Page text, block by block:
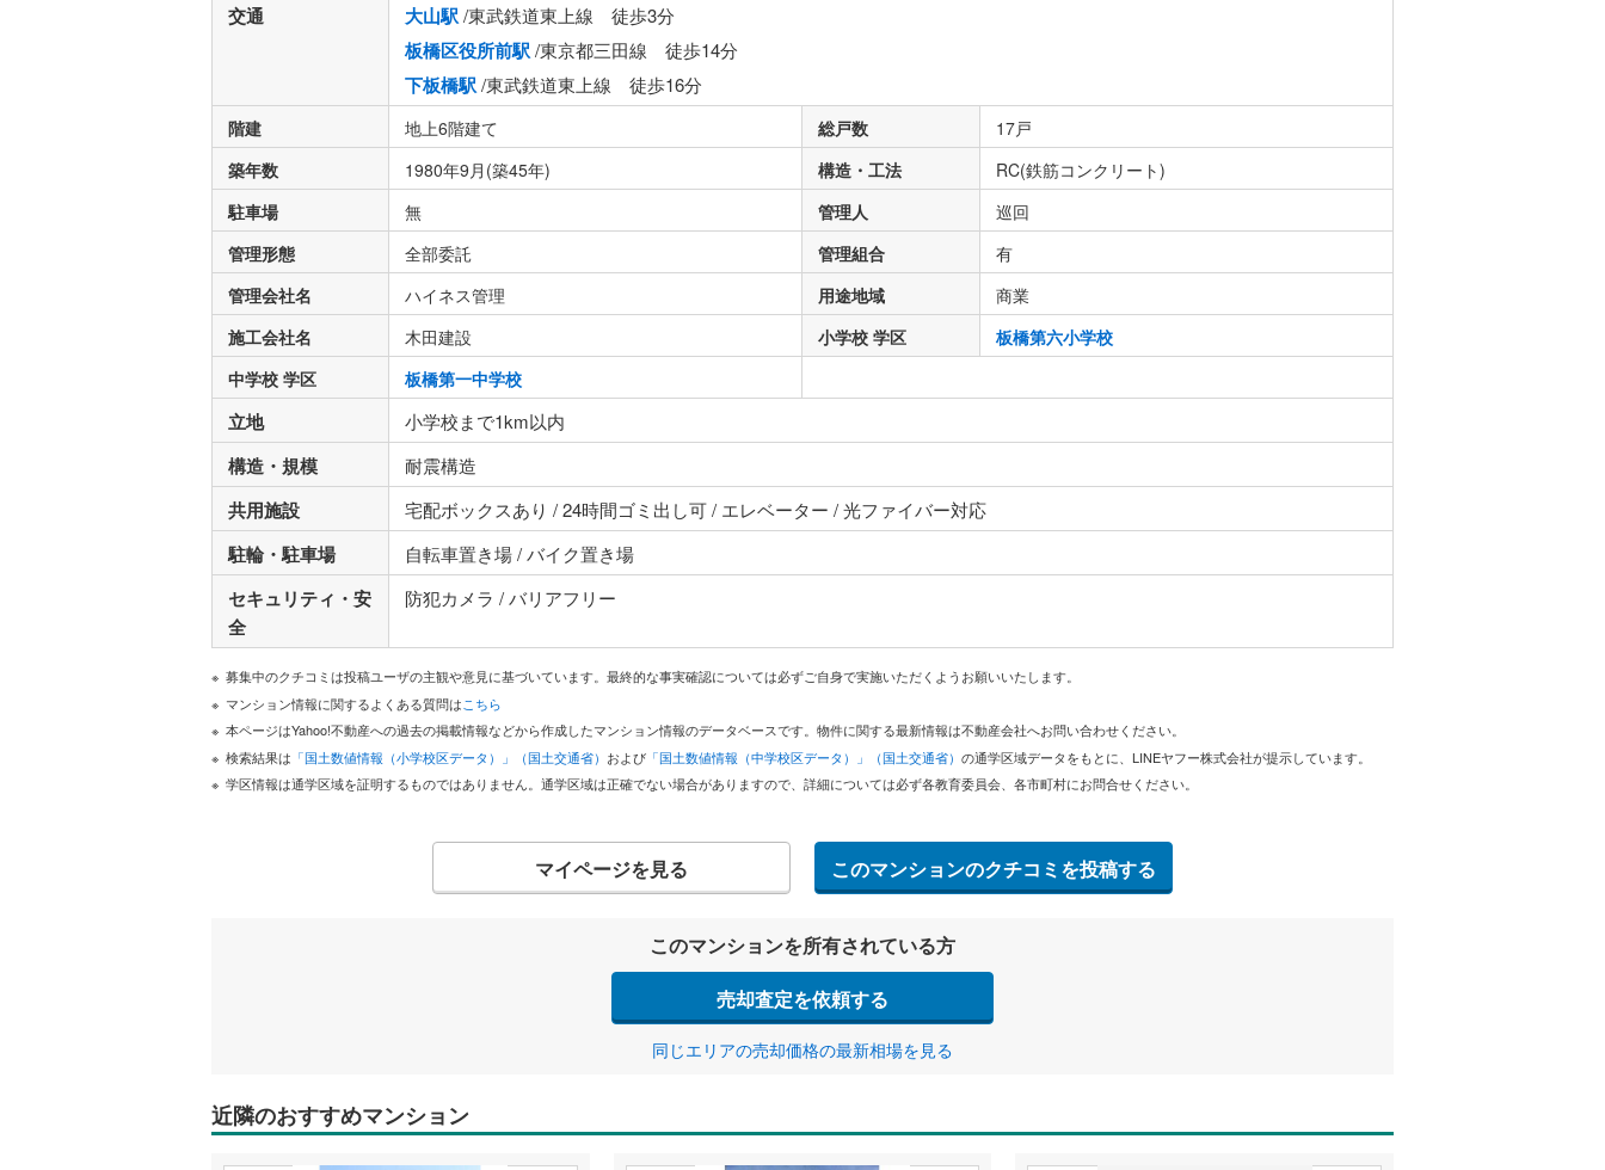
交通 大山駅/東武鉄道東上線 徒歩3分
板橋区役所前駅/東京都三田線 徒歩14分
下板橋駅/東武鉄道東上線 徒歩16分
階建 地上6階建て 総戸数
17戸
築年数
1980年9月(築45年) 構造・工法
RC(鉄筋コンクリート)
駐車場
無 管理人
巡回
管理形態
全部委託 管理組合
有
管理会社名
ハイネス管理 用途地域
商業
施工会社名
木田建設 小学校 学区
板橋第六小学校
中学校 学区
板橋第一中学校
立地 小学校まで1km以内
構造・規模 耐震構造
共用施設 宅配ボックスあり / 24時間ゴミ出し可 / エレベーター / 光ファイバー対応
駐輪・駐車場 自転車置き場 / バイク置き場
セキュリティ・安
全
防犯カメラ / バリアフリー
募集中のクチコミは投稿ユーザの主観や意見に基づいています。最終的な事実確認については必ずご自身で実施いただくようお願いいたします。
マンション情報に関するよくある質問はこちら
本ページはYahoo!不動産への過去の掲載情報などから作成したマンション情報のデータベースです。物件に関する最新情報は不動産会社へお問い合わせください。
検索結果は 「国土数値情報（小学校区データ）」（国土交通省） および 「国土数値情報（中学校区データ）」（国土交通省） の通学区域データをもとに、LINEヤフー株式会社が提示しています。
学区情報は通学区域を証明するものではありません。通学区域は正確でない場合がありますので、詳細については必ず各教育委員会、各市町村にお問合せください。
マイページを見る このマンションのクチコミを投稿する
このマンションを所有されている方
売却査定を依頼する
同じエリアの売却価格の最新相場を見る
近隣のおすすめマンション